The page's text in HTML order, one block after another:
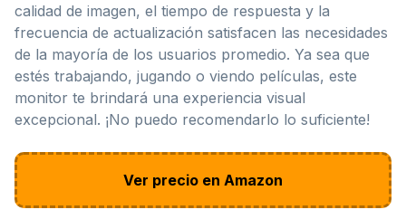
calidad de imagen, el tiempo de respuesta y la
frecuencia de actualización satisfacen las necesidades
de la mayoría de los usuarios promedio. Ya sea que
estés trabajando, jugando o viendo películas, este
monitor te brindará una experiencia visual
excepcional. ¡No puedo recomendarlo lo suficiente!
Ver precio en Amazon